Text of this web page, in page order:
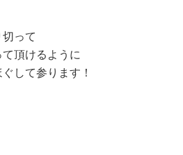
って
頂けるように
して参ります！